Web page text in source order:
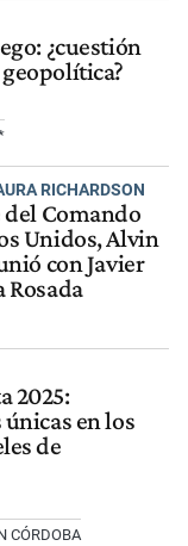
¿cuestión
RICHARDSON
Comando
Unidos, Alvin
con Javier
Rosada
2025:
en los
de
CÓRDOBA